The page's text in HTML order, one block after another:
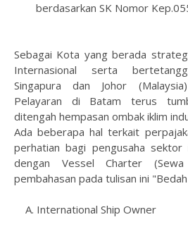
berdasarkan SK Nomor
Sebagai Kota yang berada
Internasional serta
Singapura dan Johor
Pelayaran di Batam terus
ditengah hempasan ombak iklim
Ada beberapa hal terkait
perhatian bagi pengusaha sektor
dengan Vessel Charter (Sewa
pembahasan pada tulisan ini
A. International Ship Owner